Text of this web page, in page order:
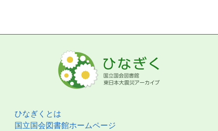
ひなぎくとは
国立国会図書館ホームページ